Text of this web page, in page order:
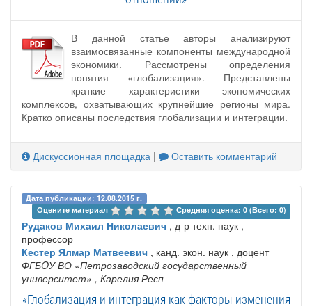
В данной статье авторы анализируют
взаимосвязанные компоненты международной
экономики. Рассмотрены определения
понятия «глобализация». Представлены
краткие характеристики экономических
комплексов, охватывающих крупнейшие регионы мира.
Кратко описаны последствия глобализации и интеграции.
Дискуссионная площадка | Оставить комментарий
Дата публикации: 12.08.2015 г.
Оцените материал
Средняя оценка: 0 (Всего: 0)
Рудаков Михаил Николаевич , д-р техн. наук ,
профессор
Кестер Ялмар Матвеевич , канд. экон. наук , доцент
ФГБOУ ВО «Петрозаводский государственный
университет» , Карелия Респ
«Глобализация и интеграция как факторы изменения